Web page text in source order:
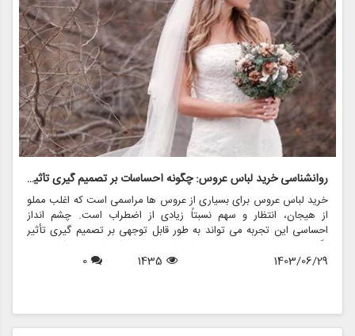
روانشناسی خرید لباس عروس: چگونه احساسات بر تصمیم گیری تأثیر می گذارد
خرید لباس عروس برای بسیاری از عروس ها مراسمی است که اغلب مملو
از هیجان، انتظار و سهم نسبتاً زیادی از اضطراب است. چشم انداز
احساسی این تجربه می تواند به طور قابل توجهی بر تصمیم گیری تأثیر
بگذارد و منجر به انتخاب هایی شود که نه تنها سبک شخصی بلکه عوامل
روانی عمیق تری را نیز منعکس می کند. در این مقاله، روانشناسی خرید
1403/06/29
1435
0